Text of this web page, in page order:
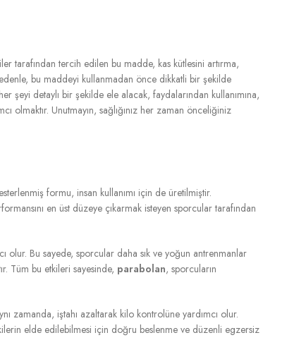
tarafından tercih edilen bu madde, kas kütlesini artırma,
bu maddeyi kullanmadan önce dikkatli bir şekilde
şeyi detaylı bir şekilde ele alacak, faydalarından kullanımına,
olmaktır. Unutmayın, sağlığınız her zaman önceliğiniz
formu, insan kullanımı için de üretilmiştir.
en üst düzeye çıkarmak isteyen sporcular tarafından
olur. Bu sayede, sporcular daha sık ve yoğun antrenmanlar
Tüm bu etkileri sayesinde, parabolan, sporcuların
zamanda, iştahı azaltarak kilo kontrolüne yardımcı olur.
elde edilebilmesi için doğru beslenme ve düzenli egzersiz